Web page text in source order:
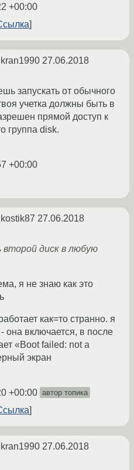
+00:00
27.06.2018
запускать от обычного
учетка должны быть в
прямой доступ к
группа disk.
+00:00
27.06.2018
диск в любую
я не знаю как это
как=то странно. я
она включается, в после
«Boot failed: not a
экран
+00:00 автор топика
27.06.2018